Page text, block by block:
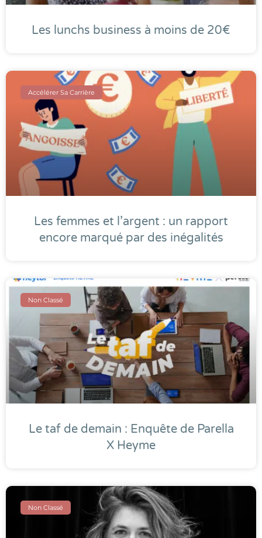
Les lunchs business à moins de 20€
Accélérer Sa Carrière
Les femmes et l’argent : un rapport
encore marqué par des inégalités
Non Classé
Le taf de demain : Enquête de Parella
X Heyme
Non Classé